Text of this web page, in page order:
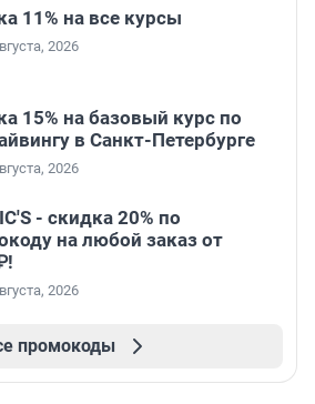
11% на все курсы
2026
15% на базовый курс по
в Санкт-Петербурге
2026
- скидка 20% по
на любой заказ от
2026
промокоды